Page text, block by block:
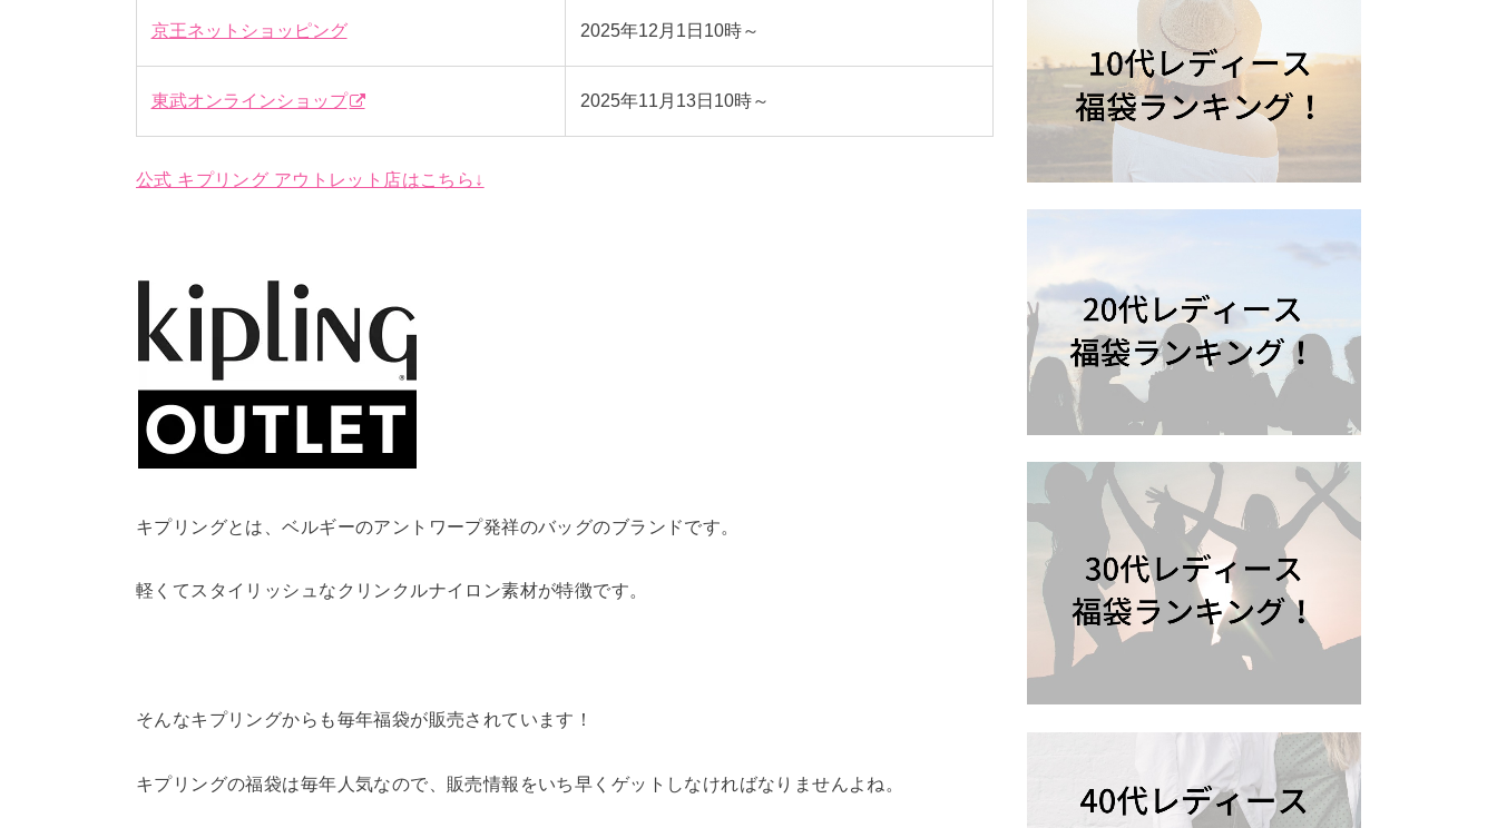
京王ネットショッピング 2025年12月1日10時～
東武オンラインショップ 2025年11月13日10時～
公式 キプリング アウトレット店はこちら↓
キプリングとは、ベルギーのアントワープ発祥のバッグのブランドです。
軽くてスタイリッシュなクリンクルナイロン素材が特徴です。
そんなキプリングからも毎年福袋が販売されています！
キプリングの福袋は毎年人気なので、販売情報をいち早くゲットしなければなりませんよね。